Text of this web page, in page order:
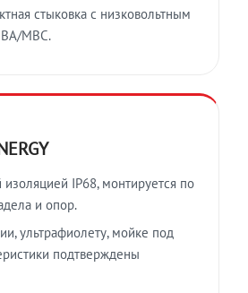
стыковка с низковольтным
МВС.
изоляцией IP68, монтируется по
и опор.
ультрафиолету, мойке под
подтверждены